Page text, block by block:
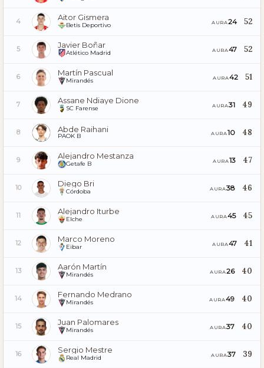
4 Aitor Gismera
Betis Deportivo AURA24 52
5 Javier Boñar
Atlético Madrid AURA47 52
6 Martín Pascual
Mirandés AURA42 51
7 Assane Ndiaye Dione
SC Farense AURA31 49
8 Abde Raihani
PAOK B AURA10 48
9 Alejandro Mestanza
Getafe B AURA13 47
10 Diego Bri
Córdoba AURA38 46
11 Alejandro Iturbe
Elche AURA45 45
12 Marco Moreno
Eibar AURA47 41
13 Aarón Martín
Mirandés AURA26 40
14 Fernando Medrano
Mirandés AURA49 40
15 Juan Palomares
Mirandés AURA37 40
16 Sergio Mestre
Real Madrid AURA37 39